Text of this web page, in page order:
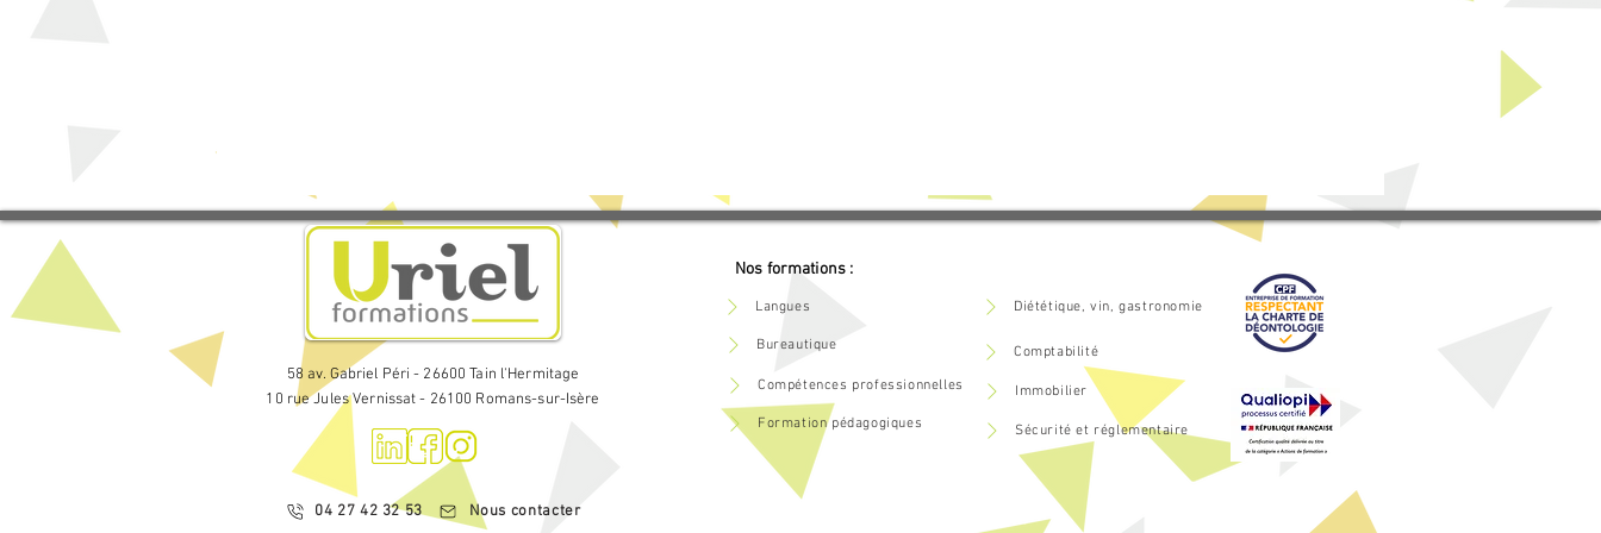
Outils et méthode d’évaluation des risques
Prévention et plans d’actions associés
Rôles et responsabilités des organismes institutionnels/services de prévention
La sécurité au travail
Prévention et analyse des accidents/presqu’accidents/situations dangereuses
Les EPI / EPC
58 av. Gabriel Péri - 26600 Tain l'Hermitage
10 rue Jules Vernissat - 26100 Romans-sur-Isère
Nos formations :
Langues Diététique, vin, gastronomie
Comptabilité
Immobilier
Sécurité et réglementaire
04 27 42 32 53 Nous contacter
Bureautique
Compétences professionnelles
Formation pédagogiques